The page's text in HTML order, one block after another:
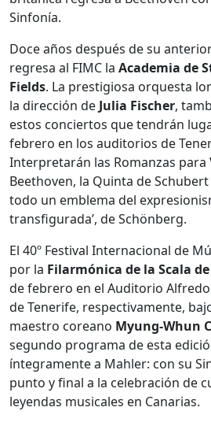
Sinfonía.
Doce años después de su
regresa al FIMC la Academia de
Fields. La prestigiosa orquesta
la dirección de Julia Fischer,
estos conciertos que tendrán
febrero en los auditorios de
Interpretarán las Romanzas para
Beethoven, la Quinta de
todo un emblema del
transfigurada’, de Schönberg.
El 40º Festival Internacional de
por la Filarmónica de la Scala
de febrero en el Auditorio
de Tenerife, respectivamente,
maestro coreano Myung-Whun
segundo programa de esta
íntegramente a Mahler: con su
punto y final a la celebración de
leyendas musicales en Canarias.